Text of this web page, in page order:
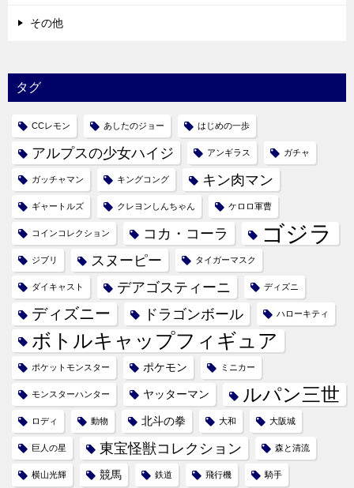
その他
タグ
CCレモン あしたのジョー はじめの一歩
アルプスの少女ハイジ アンギラス ガチャ
ガッチャマン キングコング キン肉マン
ギャートルズ クレヨンしんちゃん ケロロ軍曹
コインコレクション コカ・コーラ ゴジラ
ジブリ スヌーピー タイガーマスク
ダイキャスト デアゴスティーニ ディズニ
ディズニー ドラゴンボール ハローキティ
ボトルキャップフィギュア
ポケットモンスター ポケモン ミニカー
モンスターハンター ヤッターマン ルパン三世
ロディ 動物 北斗の拳 大和 大阪城
巨人の星 東宝怪獣コレクション 森と清流
横山光輝 競馬 鉄道 飛行機 騎手